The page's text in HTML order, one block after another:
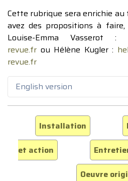
Cette rubrique sera enrichie au
avez des propositions à
Louise-Emma Vasserot :
revue.fr ou Hélène Kugler :
revue.fr
English version
Installation
et action
Oeuvre